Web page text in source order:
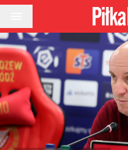
Przejdź do treści